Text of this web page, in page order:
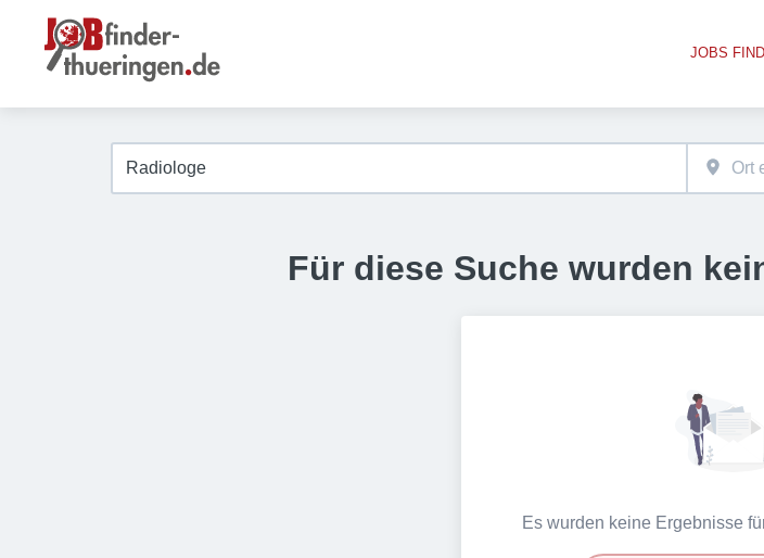
JOBS
Für diese Suche wurden
Es wurden keine Ergebnisse